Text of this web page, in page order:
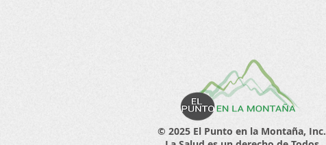
​© 2025 El Punto en la Montaña, Inc.